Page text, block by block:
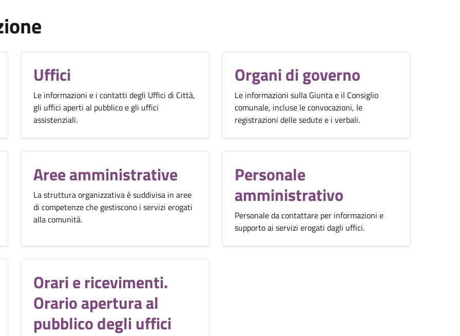
Uffici
Le informazioni e i contatti degli Uffici di Città,
gli uffici aperti al pubblico e gli uffici
assistenziali.
Organi di governo
Le informazioni sulla Giunta e il Consiglio
comunale, incluse le convocazioni, le
registrazioni delle sedute e i verbali.
Aree amministrative
La struttura organizzativa è suddivisa in aree
di competenze che gestiscono i servizi erogati
alla comunità.
Personale
amministrativo
Personale da contattare per informazioni e
supporto ai servizi erogati dagli uffici.
Orari e ricevimenti.
Orario apertura al
pubblico degli uffici